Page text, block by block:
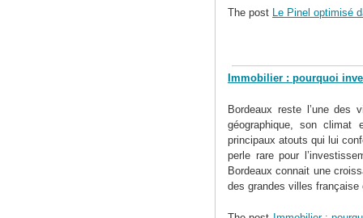
The post Le Pinel optimisé
Immobilier : pourquoi
Bordeaux reste l’une des
géographique, son
principaux atouts qui lui
perle rare pour
Bordeaux connait une
des grandes villes française